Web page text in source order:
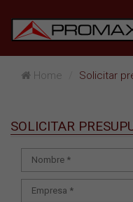
Home Solicitar
SOLICITAR